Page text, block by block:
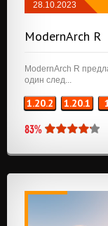
28.10.2023
ModernArch R
ModernArch R
один след...
1.20.2 1.20.1
83%